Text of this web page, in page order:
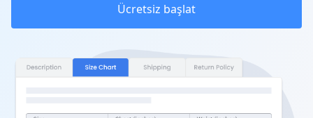
Ücretsiz başlat